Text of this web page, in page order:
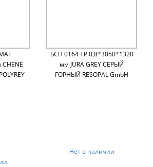
БСП 0164 TP 0,8*3050*1320
мм JURA GREY СЕРЫЙ
ГОРНЫЙ RESOPAL GmbH
Нет в наличии